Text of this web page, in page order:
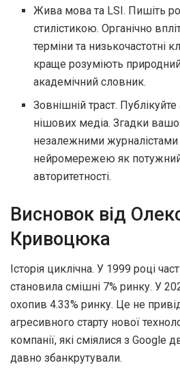
Жива мова та LSI. Пишіть
стилістикою. Органічно
терміни та низькочастотні
краще розуміють
академічний словник.
Зовнішній траст. Публікуйте
нішових медіа. Згадки
незалежними журналістами
нейромережею як
авторитетності.
Висновок від
Кривоцюка
Історія циклічна. У 1999 році
становила смішні 7% ринку. У
охопив 4.33% ринку. Це не
агресивного старту нової
компанії, які сміялися з Google
давно збанкрутували.